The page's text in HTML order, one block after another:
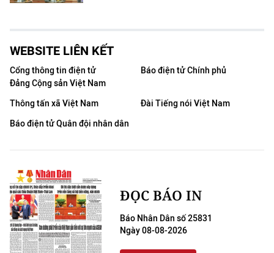
WEBSITE LIÊN KẾT
Cổng thông tin điện tử
Đảng Cộng sản Việt Nam
Báo điện tử Chính phủ
Thông tấn xã Việt Nam
Đài Tiếng nói Việt Nam
Báo điện tử Quân đội nhân dân
ĐỌC BÁO IN
Báo Nhân Dân số 25831
Ngày 08-08-2026